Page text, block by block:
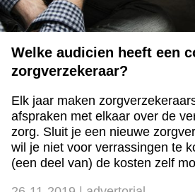
Welke audicien heeft een
zorgverzekeraar?
Elk jaar maken
afspraken met elkaar over de
zorg. Sluit je een nieuwe
wil je niet voor verrassingen te
(een deel van) de kosten zelf